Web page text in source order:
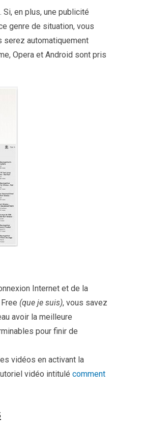
en plus, une publicité
genre de situation, vous
serez automatiquement
Opera et Android sont pris
Internet et de la
(que je suis), vous savez
avoir la meilleure
pour finir de
vidéos en activant la
vidéo intitulé comment